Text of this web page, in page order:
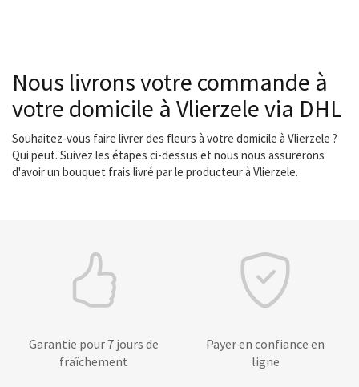
Nous livrons votre commande à
votre domicile à Vlierzele via DHL
Souhaitez-vous faire livrer des fleurs à votre domicile à Vlierzele ?
Qui peut. Suivez les étapes ci-dessus et nous nous assurerons
d'avoir un bouquet frais livré par le producteur à Vlierzele.
Garantie pour 7 jours de
fraîchement
Payer en confiance en
ligne